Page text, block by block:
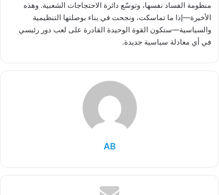
منظومة الفساد نفسها، وتوسّع دائرة الاحتجاجات الشعبية. وهذه
الأخيرة—إذا ما تماسكت، ونجحت في بناء بوصلتها التنظيمية
والسياسية—ستكون القوة الوحيدة القادرة على لعب دور رئيسي
في أي معادلة سياسية جديدة.
AB